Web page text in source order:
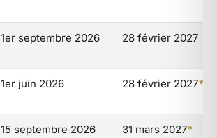
1er septembre 2026 28 février 2027
1er juin 2026 28 février 2027*
15 septembre 2026 31 mars 2027*